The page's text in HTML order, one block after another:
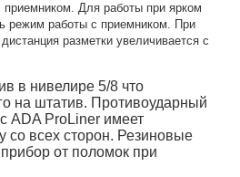
Для работы при ярком
режим работы с приемником. При
разметки увеличивается с
в нивелире 5/8 что
на штатив. Противоударный
ADA ProLiner имеет
со всех сторон. Резиновые
от поломок при